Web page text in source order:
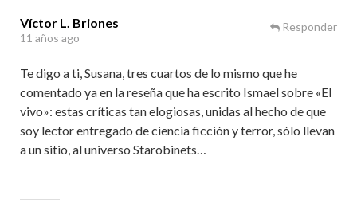
Víctor L. Briones
11 años ago
Te digo a ti, Susana, tres cuartos de lo mismo que he
comentado ya en la reseña que ha escrito Ismael sobre «El
vivo»: estas críticas tan elogiosas, unidas al hecho de que
soy lector entregado de ciencia ficción y terror, sólo llevan
a un sitio, al universo Starobinets…
Responder